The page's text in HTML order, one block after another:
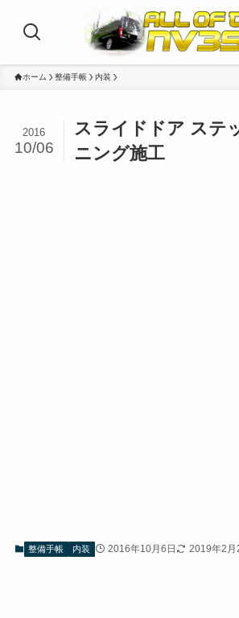
ホーム 整備手帳 内装
スライドドア ステ
ニング施工
2016
10/06
整備手帳 内装 2016年10月6日 2019年2月